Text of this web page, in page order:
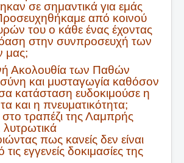
σε σημαντικά για εμάς
από κοινού
του ο κάθε ένας έχοντας
στην συνπροσευχή των
μας;
Ακολουθία των Παθών
και μυσταγωγία καθόσον
κατάσταση ευδοκιμούσε η
και η πνευματικότητα;
στο τραπέζι της Λαμπρής
πως κανείς δεν είναι
εγγενείς δοκιμασίες της